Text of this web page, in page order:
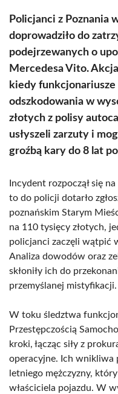
Policjanci z Poznania
doprowadziło do
podejrzewanych o
Mercedesa Vito.
kiedy funkcjonariusze
odszkodowania w
złotych z polisy
usłyszeli zarzuty i
groźbą kary do 8 lat
Incydent rozpoczął się
to do policji dotarło
poznańskim Starym
na 110 tysięcy złotych,
policjanci zaczęli wątpić
Analiza dowodów oraz
skłoniły ich do
przemyślanej mistyfikacji.
W toku śledztwa
Przestępczością
kroki, łącząc siły z
operacyjne. Ich wnikliwa
letniego mężczyzny, który
właściciela pojazdu. W